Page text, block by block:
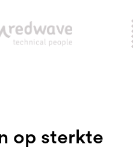
op sterkte